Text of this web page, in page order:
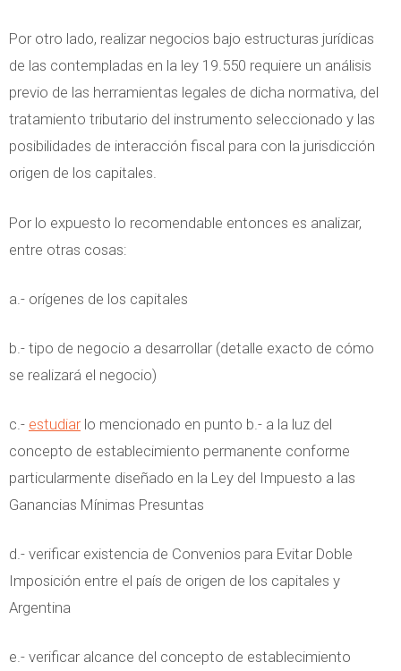
Por otro lado, realizar negocios bajo estructuras jurídicas
de las contempladas en la ley 19.550 requiere un análisis
previo de las herramientas legales de dicha normativa, del
tratamiento tributario del instrumento seleccionado y las
posibilidades de interacción fiscal para con la jurisdicción
origen de los capitales.
Por lo expuesto lo recomendable entonces es analizar,
entre otras cosas:
a.- orígenes de los capitales
b.- tipo de negocio a desarrollar (detalle exacto de cómo
se realizará el negocio)
c.- estudiar lo mencionado en punto b.- a la luz del
concepto de establecimiento permanente conforme
particularmente diseñado en la Ley del Impuesto a las
Ganancias Mínimas Presuntas
d.- verificar existencia de Convenios para Evitar Doble
Imposición entre el país de origen de los capitales y
Argentina
e.- verificar alcance del concepto de establecimiento